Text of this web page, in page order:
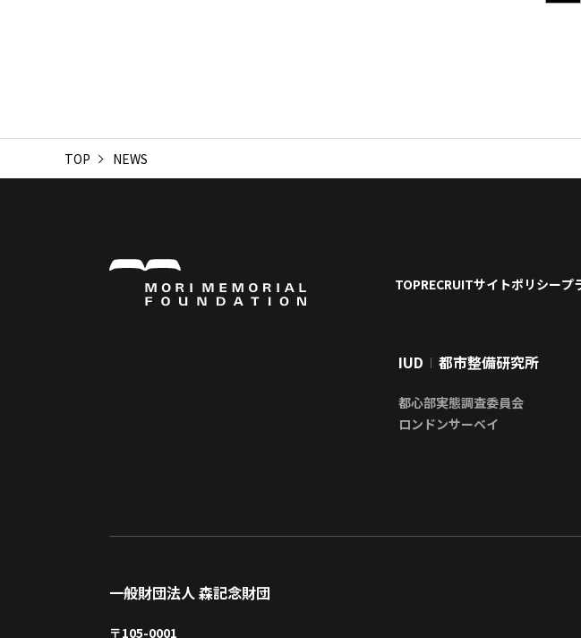
TOP NEWS
TOPRECRUITサイトポリシープ
IUD 都市整備研究所
都心部実態調査委員会
ロンドンサーベイ
一般財団法人 森記念財団
〒105-0001